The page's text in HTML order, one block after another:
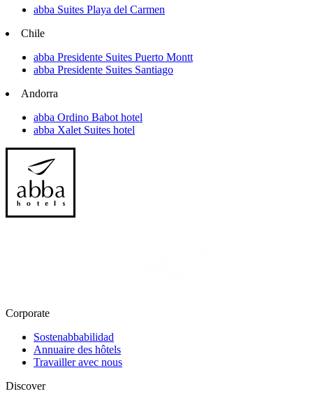
abba Suites Playa del Carmen
Chile
abba Presidente Suites Puerto Montt
abba Presidente Suites Santiago
Andorra
abba Ordino Babot hotel
abba Xalet Suites hotel
Corporate
Sostenabbabilidad
Annuaire des hôtels
Travailler avec nous
Discover